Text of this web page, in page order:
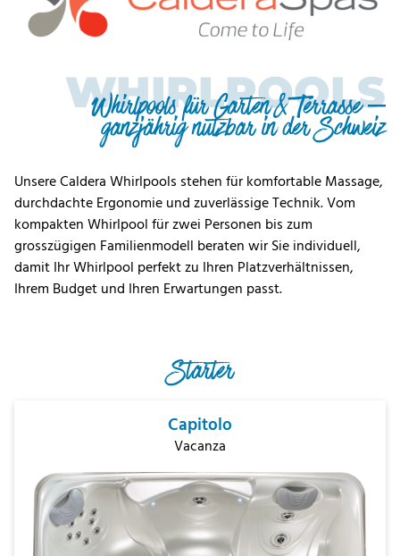
WHIRLPOOLS
Whirlpools für Garten & Terrasse –
ganzjährig nutzbar in der Schweiz
Unsere Caldera Whirlpools stehen für komfortable Massage,
durchdachte Ergonomie und zuverlässige Technik. Vom
kompakten Whirlpool für zwei Personen bis zum
grosszügigen Familienmodell beraten wir Sie individuell,
damit Ihr Whirlpool perfekt zu Ihren Platzverhältnissen,
Ihrem Budget und Ihren Erwartungen passt.
Starter
Capitolo
Vacanza